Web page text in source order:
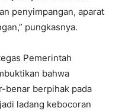
penyimpangan, aparat
pungkasnya.
Pemerintah
bahwa
benar berpihak pada
ladang kebocoran